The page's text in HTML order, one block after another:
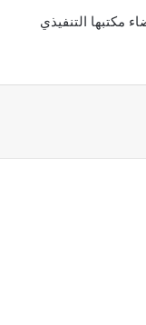
وأعضاء مكتبها التنفيذي